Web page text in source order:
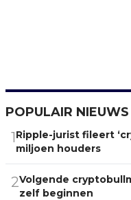
POPULAIR NIEUWS
1Ripple-jurist fileert
miljoen houders
2Volgende
zelf beginnen